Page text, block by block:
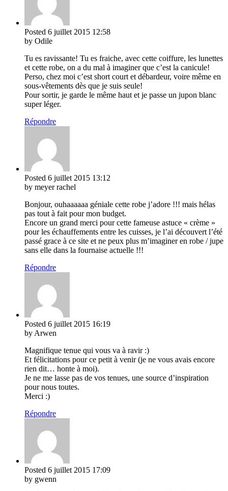
Posted 6 juillet 2015 12:58
by Odile
Tu es ravissante! Tu es fraiche, avec cette coiffure, les lunettes
et cette robe, on a du mal à imaginer que c’est la canicule!
Perso, chez moi c’est short court et débardeur, voire même en
sous-vêtements dès que je suis seule!
Pour sortir, je garde le même haut et je passe un jupon blanc
super léger.
Répondre
Posted 6 juillet 2015 13:12
by meyer rachel
Bonjour, ouhaaaaaa géniale cette robe j’adore !!! mais hélas
pas tout à fait pour mon budget.
Encore un grand merci pour cette fameuse astuce « crème »
pour les échauffements entre les cuisses, je l’ai découvert l’été
passé grace à ce site et ne peux plus m’imaginer en robe / jupe
sans elle dans la fournaise actuelle !!!
Répondre
Posted 6 juillet 2015 16:19
by Arwen
Magnifique tenue qui vous va à ravir :)
Et félicitations pour ce petit à venir (je ne vous avais encore
rien dit… honte à moi).
Je ne me lasse pas de vos tenues, une source d’inspiration
pour nous toutes.
Merci :)
Répondre
Posted 6 juillet 2015 17:09
by gwenn